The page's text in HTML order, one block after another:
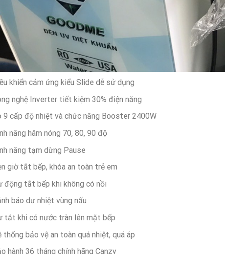
khiển cảm ứng kiểu Slide dễ sử dụng
nghệ Inverter tiết kiệm 30% điện năng
9 cấp độ nhiệt và chức năng Booster 2400W
năng hâm nóng 70, 80, 90 độ
năng tạm dừng Pause
giờ tắt bếp, khóa an toàn trẻ em
động tắt bếp khi không có nồi
báo dư nhiệt vùng nấu
tắt khi có nước tràn lên mặt bếp
thống bảo vệ an toàn quá nhiệt, quá áp
hành 36 tháng chính hãng Canzy